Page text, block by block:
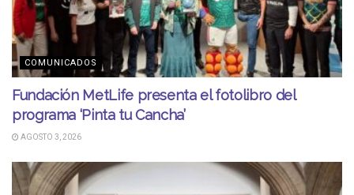
COMUNICADOS
Fundación MetLife presenta el fotolibro del
programa ‘Pinta tu Cancha’
AGOSTO 3, 2026